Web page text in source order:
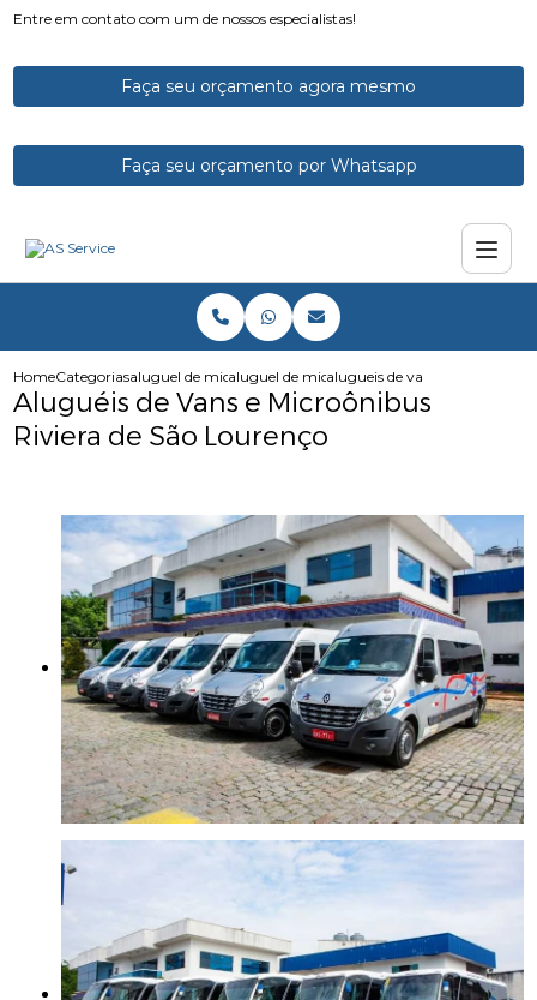
Entre em contato com um de nossos especialistas!
Faça seu orçamento agora mesmo
Faça seu orçamento por Whatsapp
HomeCategoriasaluguel de micro onibusaluguel de microonibus com motorista
alugueis de vans e
Aluguéis de Vans e Microônibus
Riviera de São Lourenço